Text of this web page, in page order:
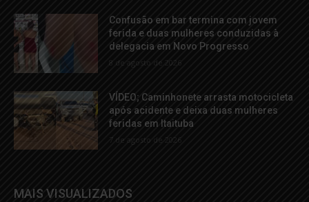
Confusão em bar termina com jovem
ferida e duas mulheres conduzidas à
delegacia em Novo Progresso
8 de agosto de 2026
VÍDEO; Caminhonete arrasta motocicleta
após acidente e deixa duas mulheres
feridas em Itaituba
7 de agosto de 2026
MAIS VISUALIZADOS